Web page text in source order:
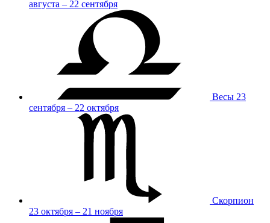
августа – 22 сентября
Весы 23
сентября – 22 октября
Скорпион
23 октября – 21 ноября